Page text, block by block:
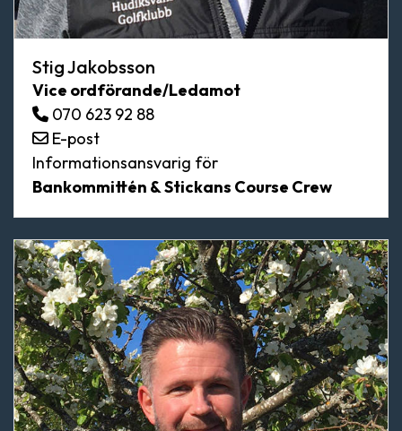
Stig Jakobsson
Vice ordförande/Ledamot
070 623 92 88
E-post
Informationsansvarig för
Bankommittén & Stickans Course Crew